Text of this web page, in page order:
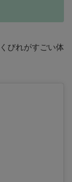
びれがすごい体